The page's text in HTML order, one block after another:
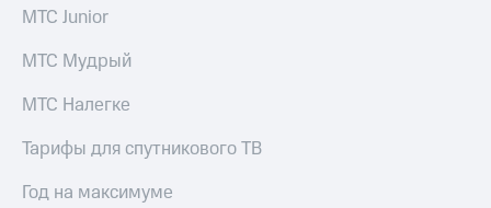
МТС Junior
МТС Мудрый
МТС Налегке
Тарифы для спутникового ТВ
Год на максимуме